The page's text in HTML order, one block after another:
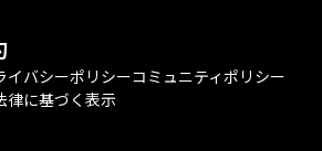
イバシーポリシーコミュニティポリシー
律に基づく表示